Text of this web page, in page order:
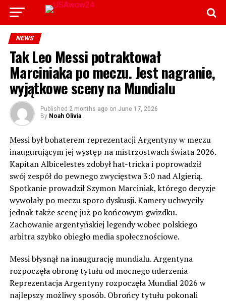
NEWS
Tak Leo Messi potraktował
Marciniaka po meczu. Jest nagranie,
wyjątkowe sceny na Mundialu
Published 2 months ago on June 17, 2026
By Noah Olivia
Messi był bohaterem reprezentacji Argentyny w meczu
inaugurującym jej występ na mistrzostwach świata 2026.
Kapitan Albicelestes zdobył hat-tricka i poprowadził
swój zespół do pewnego zwycięstwa 3:0 nad Algierią.
Spotkanie prowadził Szymon Marciniak, którego decyzje
wywołały po meczu sporo dyskusji. Kamery uchwyciły
jednak także scenę już po końcowym gwizdku.
Zachowanie argentyńskiej legendy wobec polskiego
arbitra szybko obiegło media społecznościowe.
Messi błysnął na inaugurację mundialu. Argentyna
rozpoczęła obronę tytułu od mocnego uderzenia
Reprezentacja Argentyny rozpoczęła Mundial 2026 w
najlepszy możliwy sposób. Obrońcy tytułu pokonali